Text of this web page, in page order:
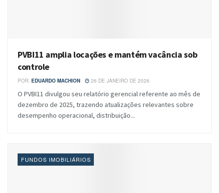
PVBI11 amplia locações e mantém vacância sob
controle
POR: EDUARDO MACHION 26 DE JANEIRO DE 2026
O PVBI11 divulgou seu relatório gerencial referente ao mês de
dezembro de 2025, trazendo atualizações relevantes sobre
desempenho operacional, distribuição...
FUNDOS IMOBILIÁRIOS